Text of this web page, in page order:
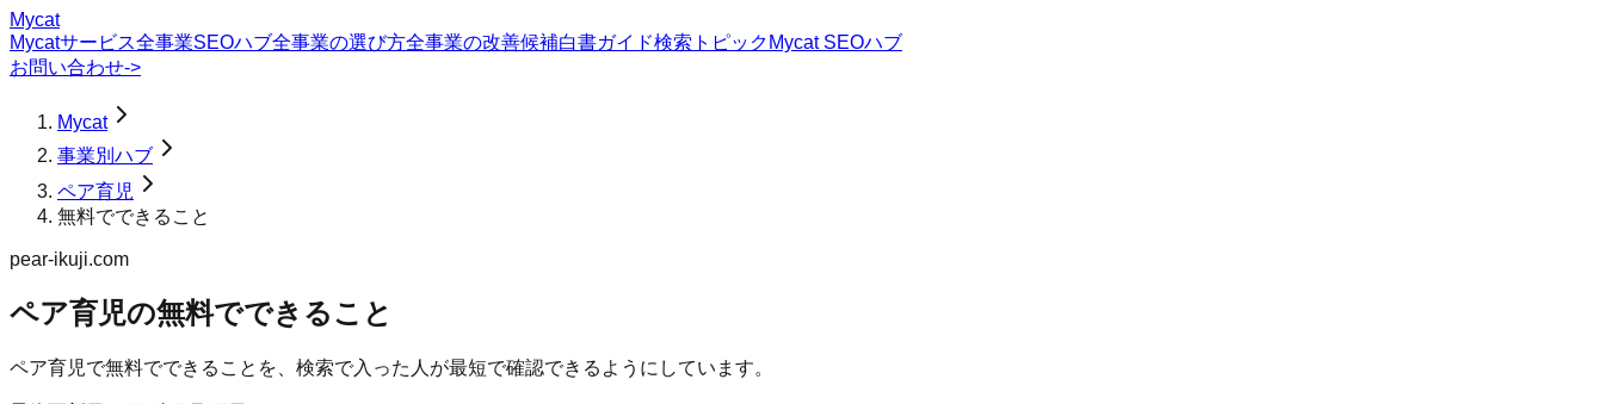
Mycat
Mycatサービス全事業SEOハブ全事業の選び方全事業の改善候補白書ガイド検索トピック Mycat SEOハブ
お問い合わせ->
Mycat
事業別ハブ
ペア育児
無料でできること
pear-ikuji.com
ペア育児の無料でできること
ペア育児で無料でできることを、検索で入った人が最短で確認できるようにしています。